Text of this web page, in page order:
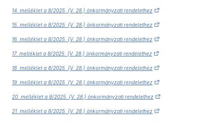
14. melléklet a 8/2025. (V. 28.) önkormányzati rendelethez
15. melléklet a 8/2025. (V. 28.) önkormányzati rendelethez
16. melléklet a 8/2025. (V. 28.) önkormányzati rendelethez
17. melléklet a 8/2025. (V. 28.) önkormányzati rendelethez
18. melléklet a 8/2025. (V. 28.) önkormányzati rendelethez
19. melléklet a 8/2025. (V. 28.) önkormányzati rendelethez
20. melléklet a 8/2025. (V. 28.) önkormányzati rendelethez
21. melléklet a 8/2025. (V. 28.) önkormányzati rendelethez